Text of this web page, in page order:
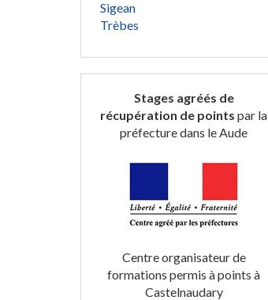
Sigean
Trèbes
Stages agréés de
récupération de points par la
préfecture dans le Aude
Centre organisateur de
formations permis à points à
Castelnaudary